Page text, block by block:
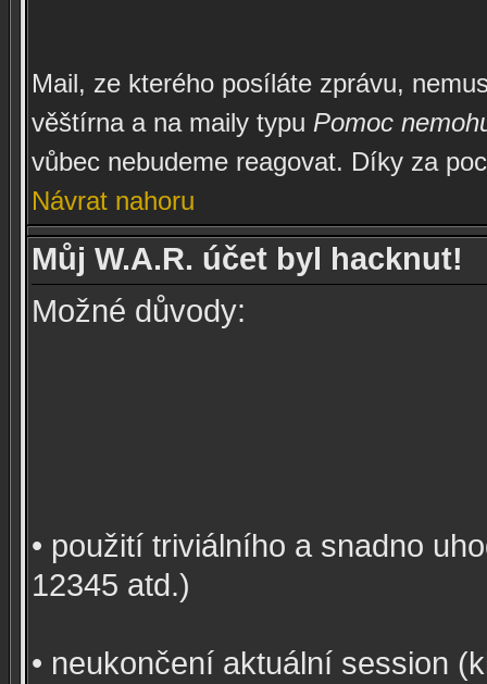
Mail, ze kterého posíláte zprávu,
věštírna a na maily typu Pomoc
vůbec nebudeme reagovat. Díky za
Návrat nahoru
Můj W.A.R. účet byl hacknut!
Možné důvody:
• použití triviálního a snadno
12345 atd.)
• neukončení aktuální session